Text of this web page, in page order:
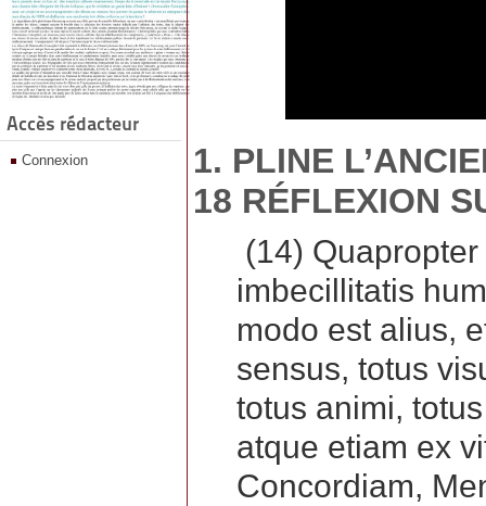
Accès rédacteur
Connexion
1. PLINE
18 RÉFLEXION
(14)
imbecillitatis
modo est alius,
sensus, totus
totus animi,
atque etiam ex
Concordiam,